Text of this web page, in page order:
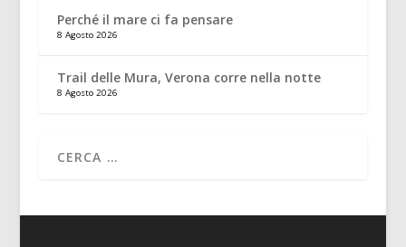
Perché il mare ci fa pensare
8 Agosto 2026
Trail delle Mura, Verona corre nella notte
8 Agosto 2026